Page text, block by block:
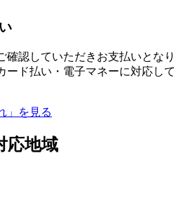
確認していただきお支払いとなり
ード払い・電子マネーに対応して
応地域